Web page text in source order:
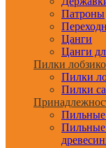
Патроны
Цанги
Цанги
Пилки
Пилки
Пилки
Пильные
Пильные